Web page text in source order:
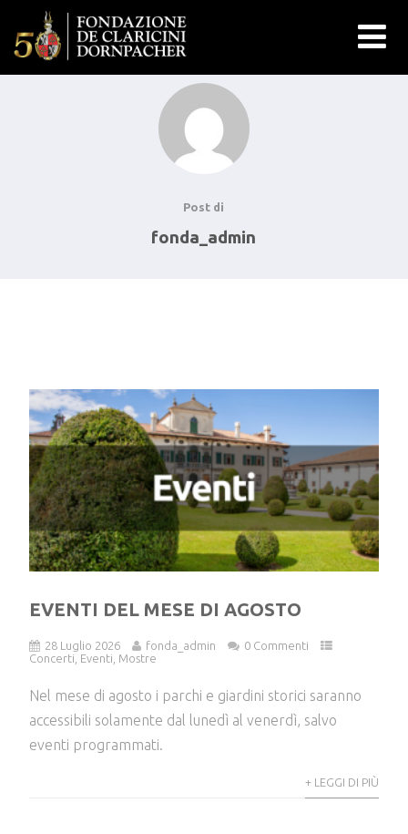
Post di
fonda_admin
EVENTI DEL MESE DI AGOSTO
28 Luglio 2026 fonda_admin
0 Commenti
Concerti Eventi Mostre
Nel mese di agosto i parchi e giardini storici saranno
accessibili solamente dal lunedì al venerdì, salvo
eventi programmati.
+ LEGGI DI PIÙ